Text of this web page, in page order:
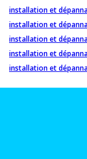
installation et
installation et
installation et
installation et
installation et